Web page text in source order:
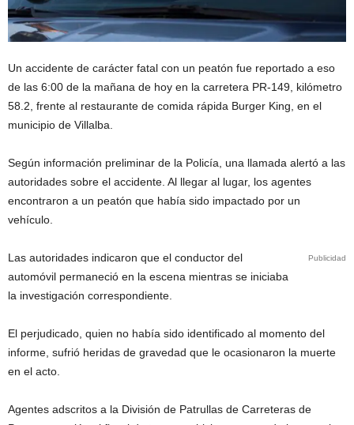
Un accidente de carácter fatal con un peatón fue reportado a eso
de las 6:00 de la mañana de hoy en la carretera PR-149, kilómetro
58.2, frente al restaurante de comida rápida Burger King, en el
municipio de Villalba.
Según información preliminar de la Policía, una llamada alertó a las
autoridades sobre el accidente. Al llegar al lugar, los agentes
encontraron a un peatón que había sido impactado por un
vehículo.
Publicidad
Las autoridades indicaron que el conductor del
automóvil permaneció en la escena mientras se iniciaba
la investigación correspondiente.
El perjudicado, quien no había sido identificado al momento del
informe, sufrió heridas de gravedad que le ocasionaron la muerte
en el acto.
Agentes adscritos a la División de Patrullas de Carreteras de